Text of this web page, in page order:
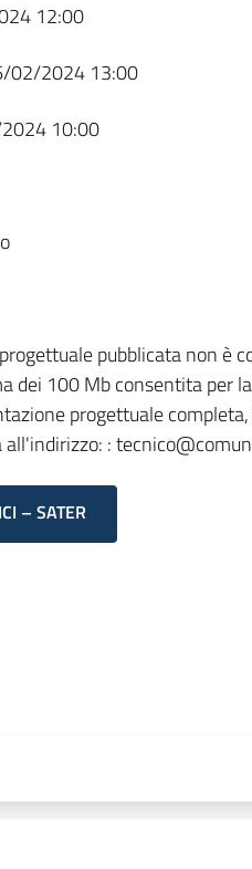
12:00
02/2024 13:00
10:00
pubblicata non è
dei 100 Mb consentita per
progettuale
:
– SATER